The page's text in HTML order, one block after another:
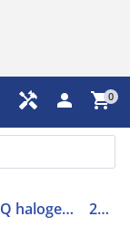
handyman person shopping_cart0
FQ halogenfri installationskabel 20193835